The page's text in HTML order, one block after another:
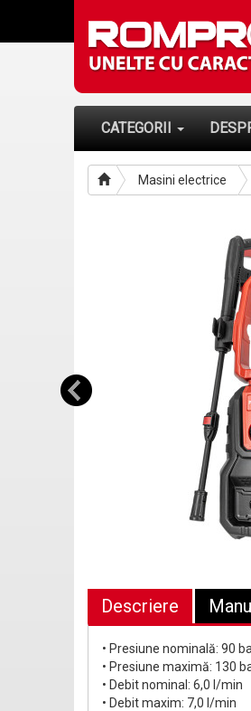
CATEGORII
Masini electrice
Descriere
• Presiune nominală: 90
• Presiune maximă: 130
• Debit nominal: 6,0 l/min
• Debit maxim: 7,0 l/min